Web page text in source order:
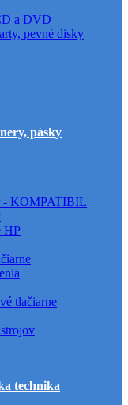
a DVD
pevné disky
pásky
- KOMPATIBIL
HP
tlačiarne
technika